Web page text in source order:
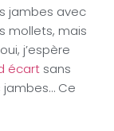
jambes avec
mollets, mais
j’espère
écart sans
jambes… Ce